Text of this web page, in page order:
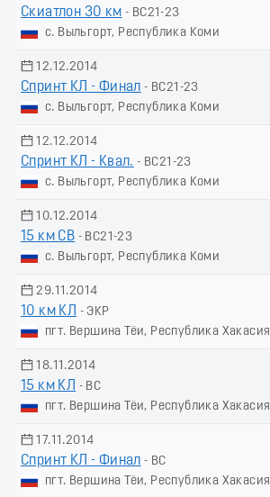
Скиатлон 30 км - ВС21-23
с. Выльгорт, Республика Коми
12.12.2014
Спринт КЛ - Финал - ВС21-23
с. Выльгорт, Республика Коми
12.12.2014
Спринт КЛ - Квал. - ВС21-23
с. Выльгорт, Республика Коми
10.12.2014
15 км СВ - ВС21-23
с. Выльгорт, Республика Коми
29.11.2014
10 км КЛ
- ЭКР
пгт. Вершина Тёи, Республика Хакасия
18.11.2014
15 км КЛ
- ВС
пгт. Вершина Тёи, Республика Хакасия
17.11.2014
Спринт КЛ - Финал - ВС
пгт. Вершина Тёи, Республика Хакасия